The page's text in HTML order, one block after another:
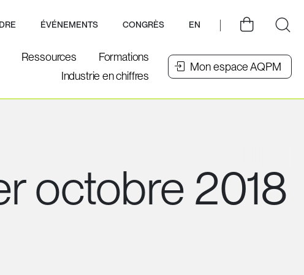
ÉVÉNEMENTS CONGRÈS EN
Ressources
Formations
Industrie en chiffres
Mon espace AQPM
octobre 2018